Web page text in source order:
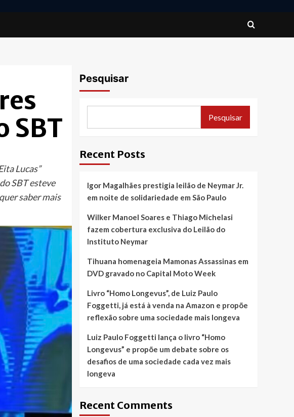
SBT
Lucas”
SBT esteve
saber mais
Pesquisar
Pesquisar
Recent Posts
Igor Magalhães prestigia leilão de Neymar Jr.
em noite de solidariedade em São Paulo
Wilker Manoel Soares e Thiago Michelasi
fazem cobertura exclusiva do Leilão do
Instituto Neymar
Tihuana homenageia Mamonas Assassinas em
DVD gravado no Capital Moto Week
Livro “Homo Longevus”, de Luiz Paulo
Foggetti, já está à venda na Amazon e propõe
reflexão sobre uma sociedade mais longeva
Luiz Paulo Foggetti lança o livro “Homo
Longevus” e propõe um debate sobre os
desafios de uma sociedade cada vez mais
longeva
Recent Comments